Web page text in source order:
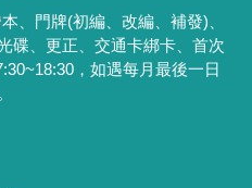
、門牌(初編、改編、補發)
碟、更正、交通卡綁卡、首次
，如遇每月最後一日